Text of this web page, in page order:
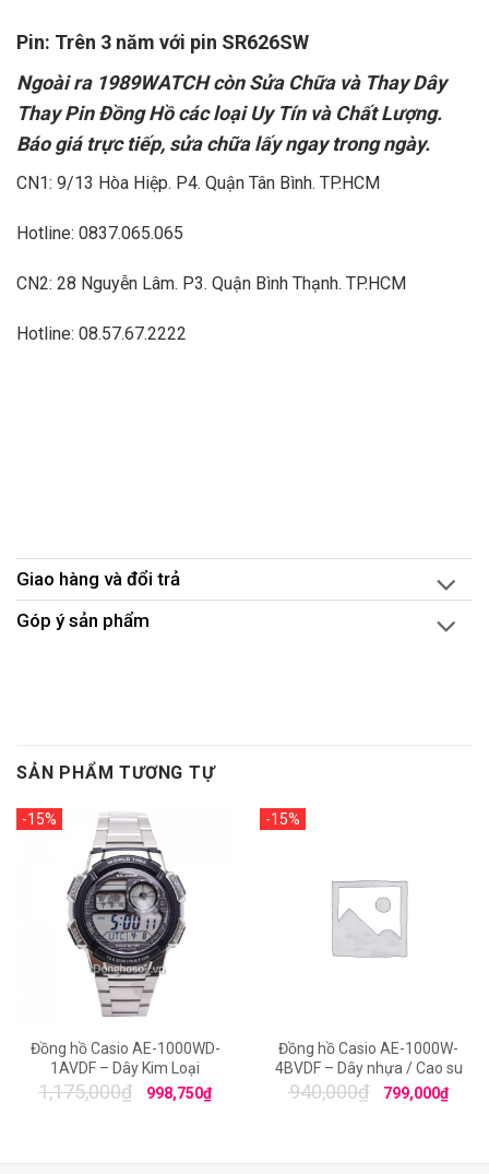
Pin: Trên 3 năm với pin SR626SW
Ngoài ra 1989WATCH còn Sửa Chữa và Thay Dây
Thay Pin Đồng Hồ các loại Uy Tín và Chất Lượng.
Báo giá trực tiếp, sửa chữa lấy ngay trong ngày.
CN1: 9/13 Hòa Hiệp. P4. Quận Tân Bình. TP.HCM
Hotline: 0837.065.065
CN2: 28 Nguyễn Lâm. P3. Quận Bình Thạnh. TP.HCM
Hotline: 08.57.67.2222
Giao hàng và đổi trả
Góp ý sản phẩm
SẢN PHẨM TƯƠNG TỰ
-15%
Đồng hồ Casio AE-1000WD-
1AVDF – Dây Kim Loại
1,175,000₫ 998,750₫
-15%
Đồng hồ Casio AE-1000W-
4BVDF – Dây nhựa / Cao su
940,000₫ 799,000₫